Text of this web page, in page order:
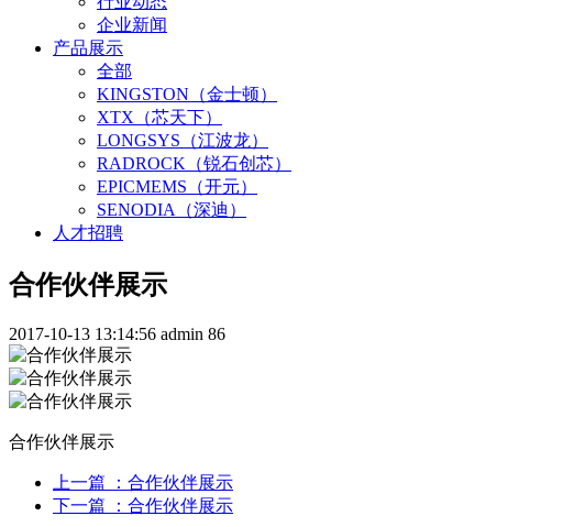
企业新闻
产品展示
全部
KINGSTON（金士顿）
XTX（芯天下）
LONGSYS（江波龙）
RADROCK（锐石创芯）
EPICMEMS（开元）
SENODIA（深迪）
人才招聘
合作伙伴展示
2017-10-13 13:14:56 admin 86
合作伙伴展示
上一篇
：合作伙伴展示
下一篇
：合作伙伴展示